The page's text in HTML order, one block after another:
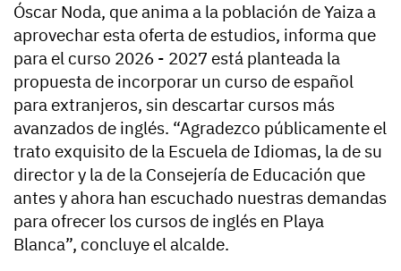
Óscar Noda, que anima a la población de Yaiza a
aprovechar esta oferta de estudios, informa que
para el curso 2026 - 2027 está planteada la
propuesta de incorporar un curso de español
para extranjeros, sin descartar cursos más
avanzados de inglés. “Agradezco públicamente el
trato exquisito de la Escuela de Idiomas, la de su
director y la de la Consejería de Educación que
antes y ahora han escuchado nuestras demandas
para ofrecer los cursos de inglés en Playa
Blanca”, concluye el alcalde.